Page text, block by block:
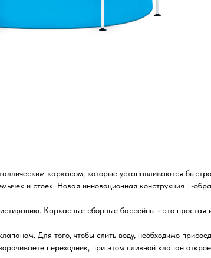
каркасом, которые устанавливаются
и стоек. Новая инновационная конструкция Т-
Каркасные сборные бассейны - это
Для того, чтобы слить воду, необходимо
переходник, при этом сливной клапан